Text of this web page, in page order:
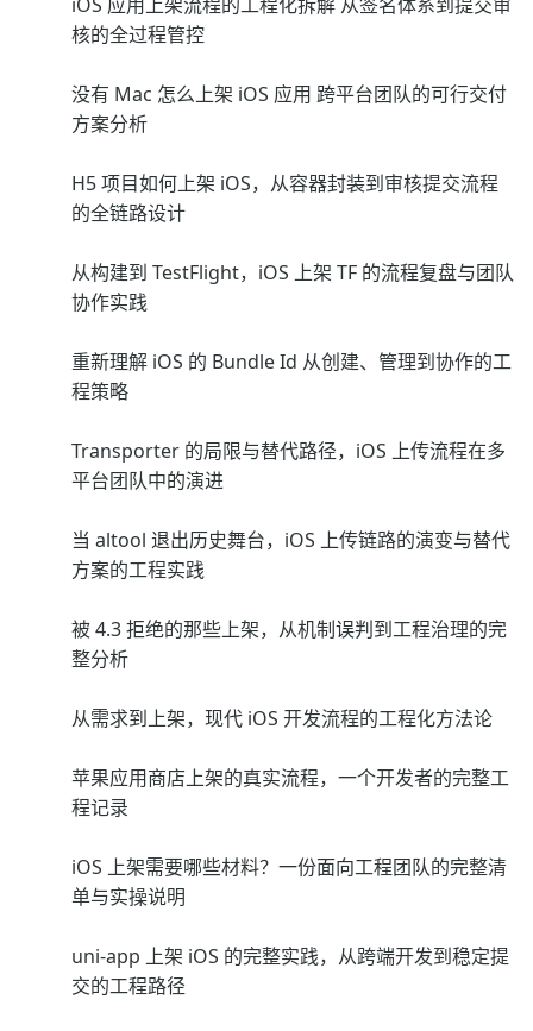
核的全过程管控
没有 Mac 怎么上架 iOS 应用 跨平台团队的可行交付
方案分析
H5 项目如何上架 iOS，从容器封装到审核提交流程
的全链路设计
从构建到 TestFlight，iOS 上架 TF 的流程复盘与团队
协作实践
重新理解 iOS 的 Bundle Id 从创建、管理到协作的工
程策略
Transporter 的局限与替代路径，iOS 上传流程在多
平台团队中的演进
当 altool 退出历史舞台，iOS 上传链路的演变与替代
方案的工程实践
被 4.3 拒绝的那些上架，从机制误判到工程治理的完
整分析
从需求到上架，现代 iOS 开发流程的工程化方法论
苹果应用商店上架的真实流程，一个开发者的完整工
程记录
iOS 上架需要哪些材料？一份面向工程团队的完整清
单与实操说明
uni-app 上架 iOS 的完整实践，从跨端开发到稳定提
交的工程路径